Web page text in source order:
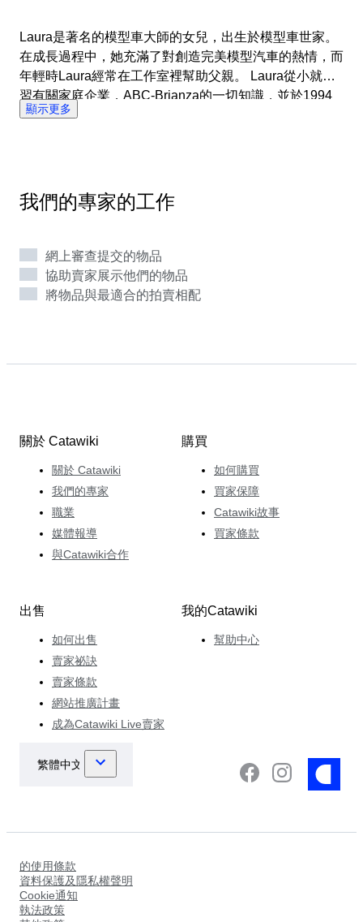
Laura是著名的模型車大師的女兒，出生於模型車世家。
在成長過程中，她充滿了對創造完美模型汽車的熱情，而
年輕時Laura經常在工作室裡幫助父親。 Laura從小就學
習有關家庭企業，ABC-Brianza的一切知識，並於1994
年成為商業總監。今天，該公司繼續生產新型汽車，並以
見解和經驗。
顯示更多
我們的專家的工作
網上審查提交的物品
協助賣家展示他們的物品
將物品與最適合的拍賣相配
關於 Catawiki
關於 Catawiki
我們的專家
職業
媒體報導
與Catawiki合作
購買
如何購買
買家保障
Catawiki故事
買家條款
出售
如何出售
賣家祕訣
賣家條款
網站推廣計畫
成為Catawiki Live賣家
我的Catawiki
幫助中心
的使用條款
資料保護及隱私權聲明
Cookie通知
執法政策